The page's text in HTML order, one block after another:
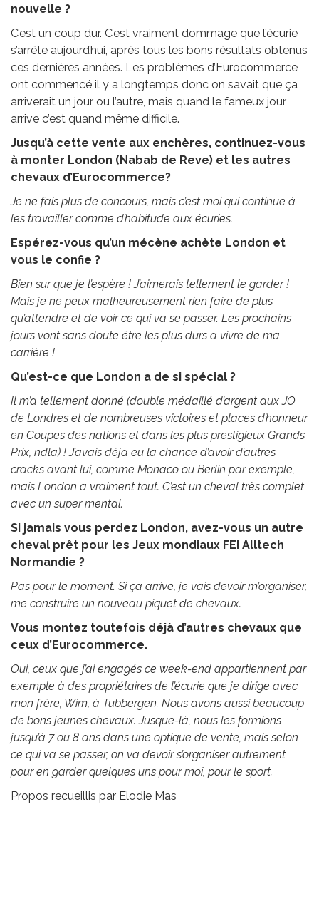
nouvelle ?
C’est un coup dur. C’est vraiment dommage que l’écurie
s’arrête aujourd’hui, après tous les bons résultats obtenus
ces dernières années. Les problèmes d’Eurocommerce
ont commencé il y a longtemps donc on savait que ça
arriverait un jour ou l’autre, mais quand le fameux jour
arrive c’est quand même difficile.
Jusqu’à cette vente aux enchères, continuez-vous
à monter London (Nabab de Reve) et les autres
chevaux d’Eurocommerce?
Je ne fais plus de concours, mais c’est moi qui continue à
les travailler comme d’habitude aux écuries.
Espérez-vous qu’un mécène achète London et
vous le confie ?
Bien sur que je l’espère ! J’aimerais tellement le garder !
Mais je ne peux malheureusement rien faire de plus
qu’attendre et de voir ce qui va se passer. Les prochains
jours vont sans doute être les plus durs à vivre de ma
carrière !
Qu’est-ce que London a de si spécial ?
Il m’a tellement donné (double médaillé d’argent aux JO
de Londres et de nombreuses victoires et places d’honneur
en Coupes des nations et dans les plus prestigieux Grands
Prix, ndla) ! J’avais déjà eu la chance d’avoir d’autres
cracks avant lui, comme Monaco ou Berlin par exemple,
mais London a vraiment tout. C’est un cheval très complet
avec un super mental.
Si jamais vous perdez London, avez-vous un autre
cheval prêt pour les Jeux mondiaux FEI Alltech
Normandie ?
Pas pour le moment. Si ça arrive, je vais devoir m’organiser,
me construire un nouveau piquet de chevaux.
Vous montez toutefois déjà d’autres chevaux que
ceux d’Eurocommerce.
Oui, ceux que j’ai engagés ce week-end appartiennent par
exemple à des propriétaires de l’écurie que je dirige avec
mon frère, Wim, à Tubbergen. Nous avons aussi beaucoup
de bons jeunes chevaux. Jusque-là, nous les formions
jusqu’à 7 ou 8 ans dans une optique de vente, mais selon
ce qui va se passer, on va devoir s’organiser autrement
pour en garder quelques uns pour moi, pour le sport.
Propos recueillis par Elodie Mas